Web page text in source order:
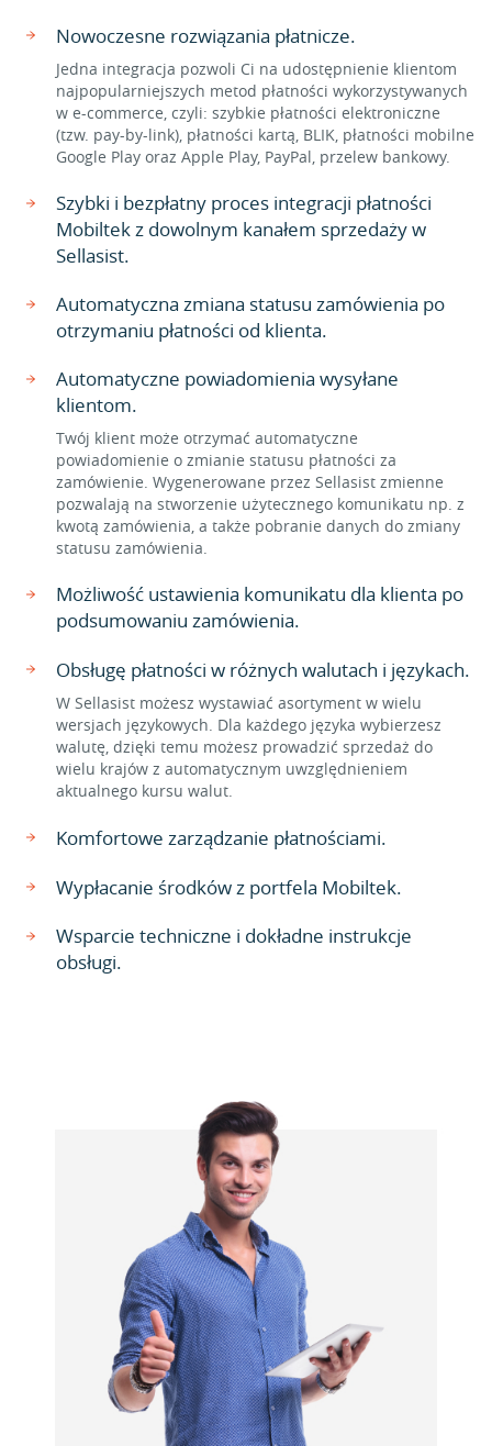
Nowoczesne rozwiązania płatnicze.
Jedna integracja pozwoli Ci na udostępnienie klientom
najpopularniejszych metod płatności wykorzystywanych
w e-commerce, czyli: szybkie płatności elektroniczne
(tzw. pay-by-link), płatności kartą, BLIK, płatności mobilne
Google Play oraz Apple Play, PayPal, przelew bankowy.
Szybki i bezpłatny proces integracji płatności
Mobiltek z dowolnym kanałem sprzedaży w
Sellasist.
Automatyczna zmiana statusu zamówienia po
otrzymaniu płatności od klienta.
Automatyczne powiadomienia wysyłane
klientom.
Twój klient może otrzymać automatyczne
powiadomienie o zmianie statusu płatności za
zamówienie. Wygenerowane przez Sellasist zmienne
pozwalają na stworzenie użytecznego komunikatu np. z
kwotą zamówienia, a także pobranie danych do zmiany
statusu zamówienia.
Możliwość ustawienia komunikatu dla klienta po
podsumowaniu zamówienia.
Obsługę płatności w różnych walutach i językach.
W Sellasist możesz wystawiać asortyment w wielu
wersjach językowych. Dla każdego języka wybierzesz
walutę, dzięki temu możesz prowadzić sprzedaż do
wielu krajów z automatycznym uwzględnieniem
aktualnego kursu walut.
Komfortowe zarządzanie płatnościami.
Wypłacanie środków z portfela Mobiltek.
Wsparcie techniczne i dokładne instrukcje
obsługi.